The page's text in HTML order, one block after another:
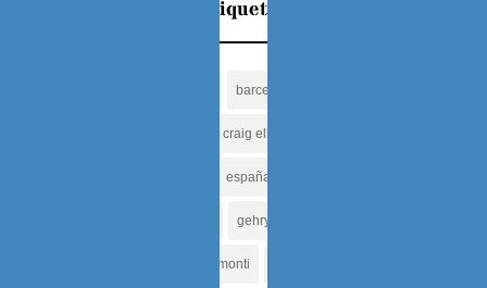
Etiquetas
barcelona
craig ellwood
españa
gehry
jorge rigamonti